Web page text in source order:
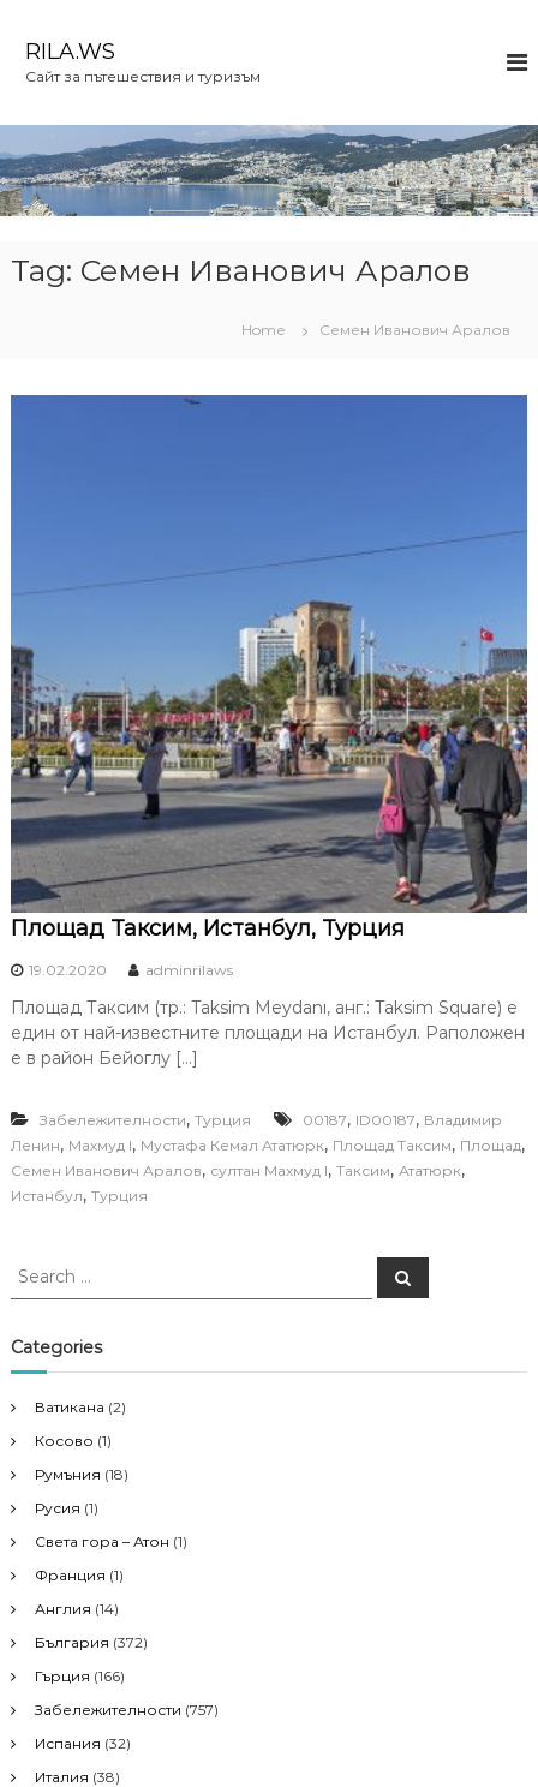
c
o
n
RILA.WS
Сайт за пътешествия и туризъм
Tag: Семен Иванович Аралов
Home Семен Иванович Аралов
Площад Таксим, Истанбул, Турция
19.02.2020 adminrilaws
Площад Таксим (тр.: Taksim Meydanı, анг.: Taksim Square) е
един от най-известните площади на Истанбул. Раположен
е в район Бейоглу […]
Забележителности, Турция 00187, ID00187, Владимир
Ленин, Махмуд I, Мустафа Кемал Ататюрк, Площад Таксим, Площад,
Семен Иванович Аралов, султан Махмуд I, Таксим, Ататюрк,
Истанбул, Турция
S
r
c
f
o
r
S
e
Categories
Ватикана (2)
Косово (1)
Румъния (18)
Русия (1)
Света гора – Атон (1)
Франция (1)
Англия (14)
България (372)
Гърция (166)
Забележителности (757)
Испания (32)
Италия (38)